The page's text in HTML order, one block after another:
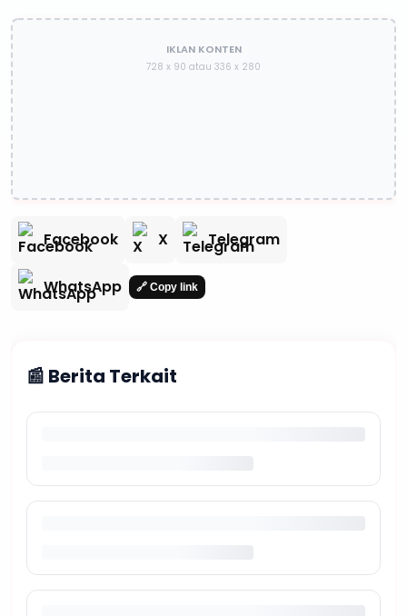
IKLAN KONTEN
728 x 90 atau 336 x 280
Facebook X Telegram
WhatsApp 🔗 Copy link
📰 Berita Terkait